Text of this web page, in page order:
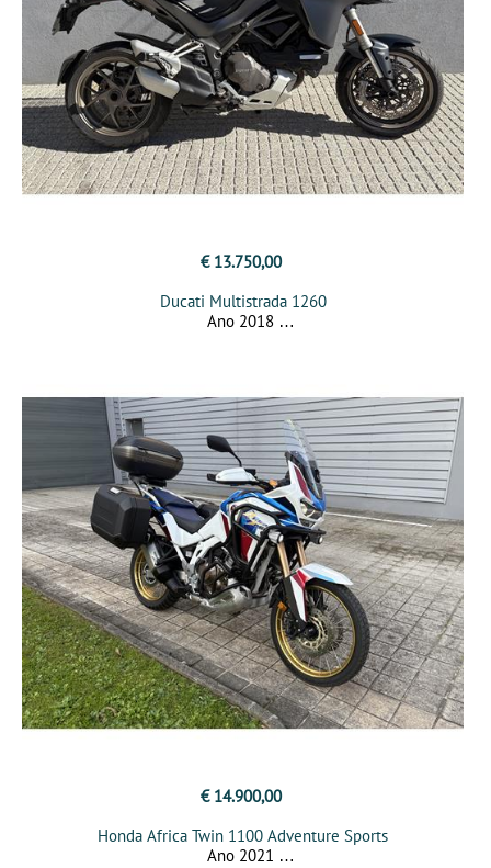
€ 13.750,00
Ducati Multistrada 1260
Ano 2018
€ 14.900,00
Honda Africa Twin 1100 Adventure Sports
Ano 2021